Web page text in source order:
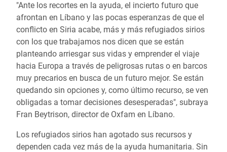
"Ante los recortes en la ayuda, el incierto futuro que
afrontan en Líbano y las pocas esperanzas de que el
conflicto en Siria acabe, más y más refugiados sirios
con los que trabajamos nos dicen que se están
planteando arriesgar sus vidas y emprender el viaje
hacia Europa a través de peligrosas rutas o en barcos
muy precarios en busca de un futuro mejor. Se están
quedando sin opciones y, como último recurso, se ven
obligadas a tomar decisiones desesperadas", subraya
Fran Beytrison, director de Oxfam en Líbano.
Los refugiados sirios han agotado sus recursos y
dependen cada vez más de la ayuda humanitaria. Sin